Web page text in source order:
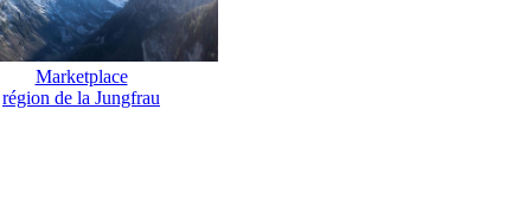
Marketplace
région de la Jungfrau